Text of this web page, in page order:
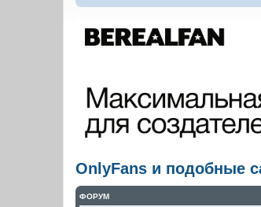
OnlyFans и подобные
ФОРУМ